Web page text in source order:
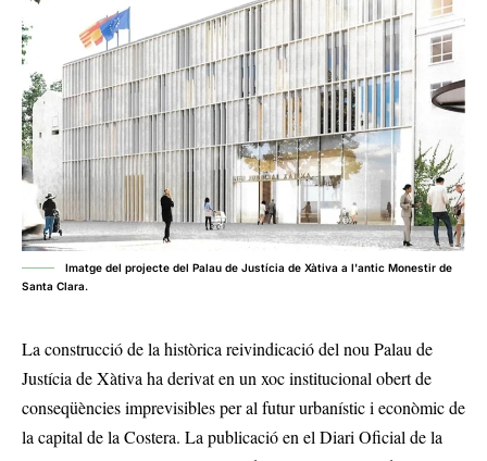
Imatge del projecte del Palau de Justícia de Xàtiva a l'antic Monestir de
Santa Clara.
La construcció de la històrica reivindicació del nou Palau de
Justícia de Xàtiva ha derivat en un xoc institucional obert de
conseqüències imprevisibles per al futur urbanístic i econòmic de
la capital de la Costera. La publicació en el Diari Oficial de la